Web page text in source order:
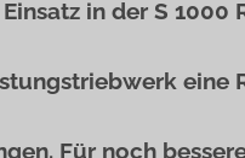
in der S 1000
eine
Für noch